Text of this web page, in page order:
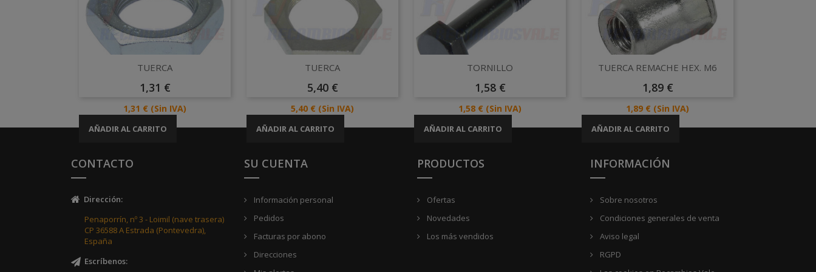
Vista rápida
TUERCA
Precio
1,31 €
Precio
1,31 € (Sin IVA)
AÑADIR AL CARRITO
Vista rápida
TUERCA
Precio
5,40 €
Precio
5,40 € (Sin IVA)
AÑADIR AL CARRITO
Vista rápida
TORNILLO
Precio
1,58 €
Precio
1,58 € (Sin IVA)
AÑADIR AL CARRITO
 Vista rápida
TUERCA REMACHE HEX. M6
Precio
1,89 €
Precio
1,89 € (Sin IVA)
AÑADIR AL CARRITO
CONTACTO
Dirección:
Penaporrín, nº 3 - Loimil (nave trasera)
CP 36588 A Estrada (Pontevedra),
España
Escríbenos:
SU CUENTA
Información personal
Pedidos
Facturas por abono
Direcciones
PRODUCTOS
Ofertas
Novedades
Los más vendidos
INFORMACIÓN
Sobre nosotros
Condiciones generales de venta
Aviso legal
RGPD